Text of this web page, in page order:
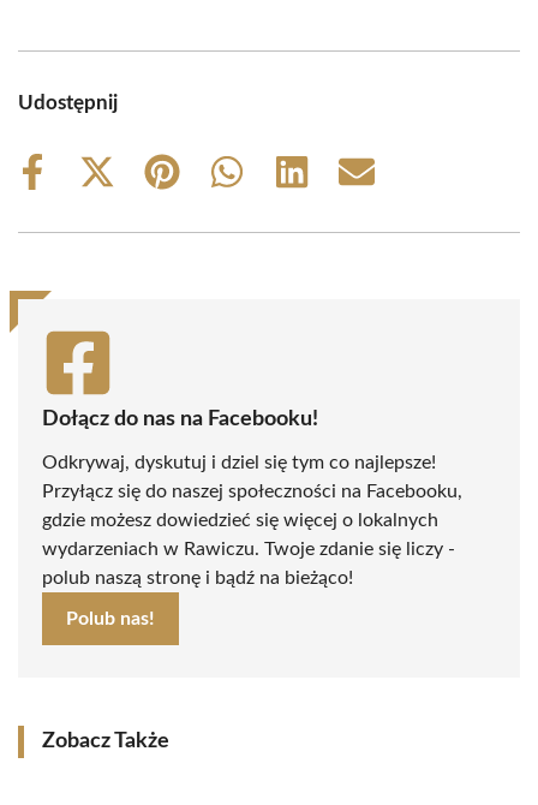
Udostępnij
Share
Share
(Twitter)
Share
Share
Share
Share
Dołącz do nas na Facebooku!
Odkrywaj, dyskutuj i dziel się tym co najlepsze!
Przyłącz się do naszej społeczności na Facebooku,
gdzie możesz dowiedzieć się więcej o lokalnych
wydarzeniach w Rawiczu. Twoje zdanie się liczy -
polub naszą stronę i bądź na bieżąco!
Polub nas!
Zobacz Także